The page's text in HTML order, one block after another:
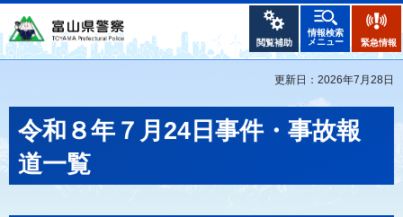
閲覧補助
情報検索
メニュー
緊急情報
更新日：2026年7月28日
令和８年７月24日事件・事故報
道一覧